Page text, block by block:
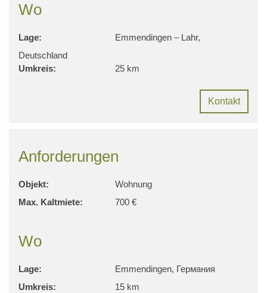
Wo
Lage:
Emmendingen – Lahr,
Deutschland
Umkreis:
25 km
Kontakt
Anforderungen
Objekt:
Wohnung
Max. Kaltmiete:
700 €
Wo
Lage:
Emmendingen, Германия
Umkreis:
15 km